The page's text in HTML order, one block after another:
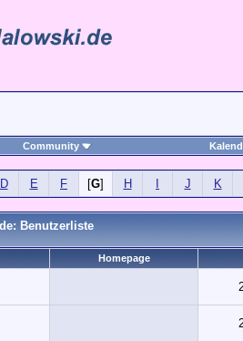
Community
D E F [G] H J K
Benutzerliste
Homepage